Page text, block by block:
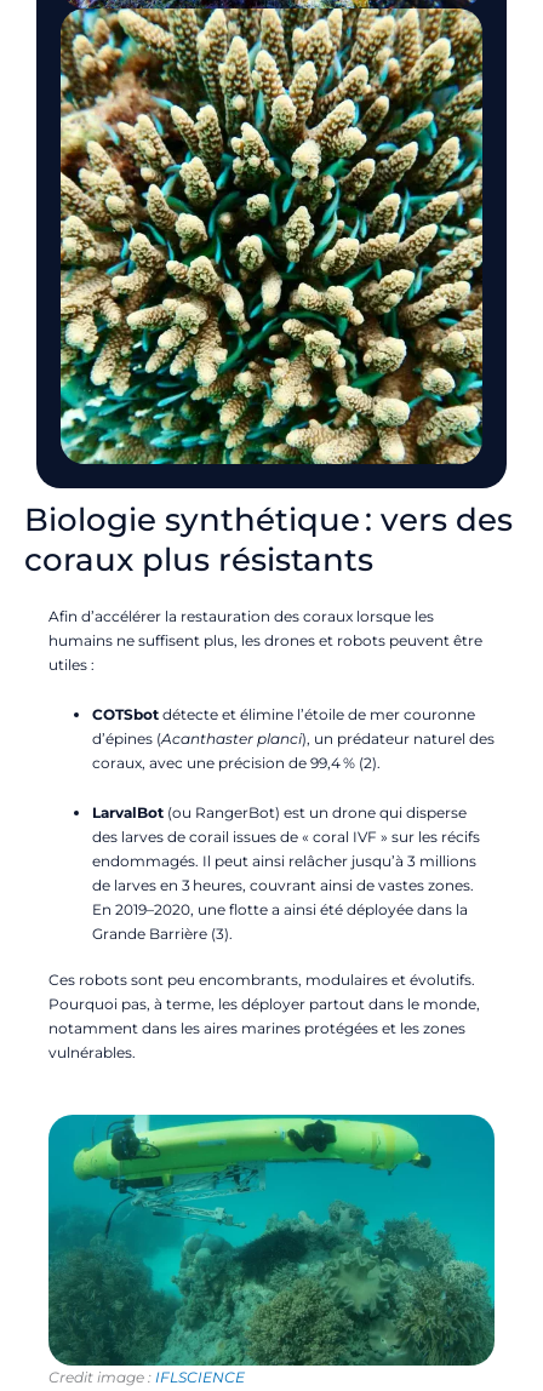
Biologie synthétique : vers des
coraux plus résistants
Afin d’accélérer la restauration des coraux lorsque les
humains ne suffisent plus, les drones et robots peuvent être
utiles :
COTSbot détecte et élimine l’étoile de mer couronne
d’épines (Acanthaster planci), un prédateur naturel des
coraux, avec une précision de 99,4 % (2).
LarvalBot (ou RangerBot) est un drone qui disperse
des larves de corail issues de « coral IVF » sur les récifs
endommagés. Il peut ainsi relâcher jusqu’à 3 millions
de larves en 3 heures, couvrant ainsi de vastes zones.
En 2019–2020, une flotte a ainsi été déployée dans la
Grande Barrière (3).
Ces robots sont peu encombrants, modulaires et évolutifs.
Pourquoi pas, à terme, les déployer partout dans le monde,
notamment dans les aires marines protégées et les zones
vulnérables.
Credit image : IFLSCIENCE